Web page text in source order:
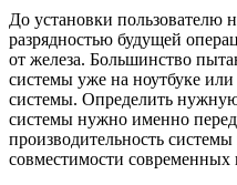
До установки пользователю
разрядностью будущей
от железа. Большинство
системы уже на ноутбуке
системы. Определить
системы нужно именно
производительность
совместимости современных